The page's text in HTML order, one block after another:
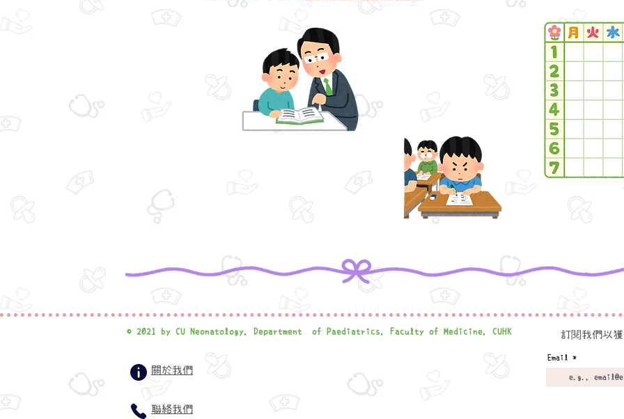
© 2021 by CU Neonatology, Department of Paediatrics, Faculty of Medicine, CUHK
關於我們
訂閱我們以
Email
聯絡我們